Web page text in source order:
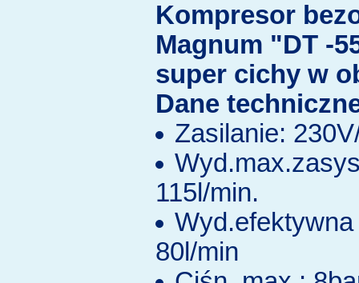
Kompresor
Magnum "DT -
super cichy w
Dane
Zasilanie:
115l/min.
80l/min